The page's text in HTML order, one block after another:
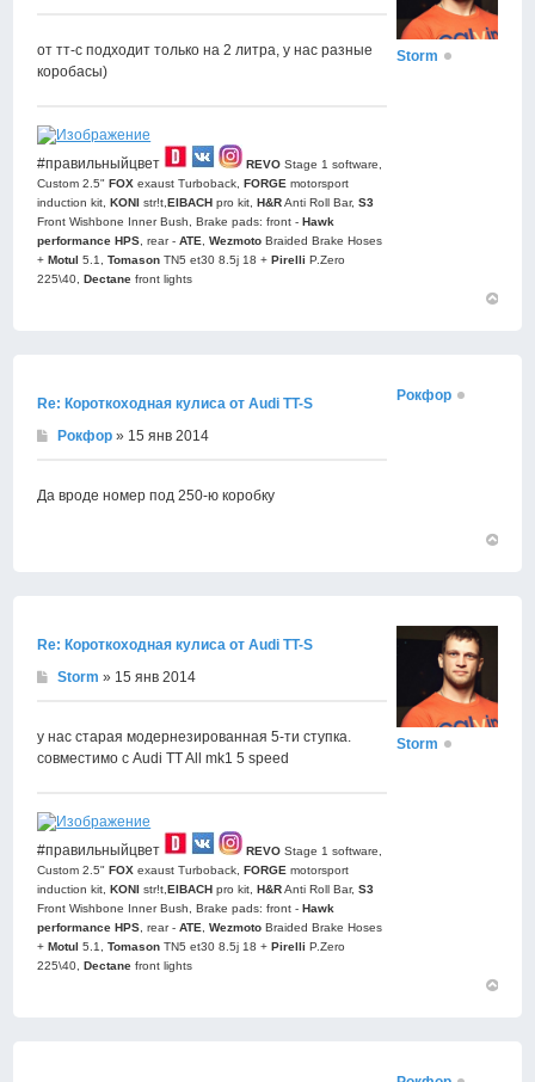
от тт-с подходит только на 2 литра, у нас разные
коробасы)
#правильныйцвет REVO Stage 1 software,
Custom 2.5"FOX exaust Turboback,FORGE motorsport
induction kit,KONI str!t,EIBACH pro kit,H&RAnti Roll Bar,S3
Front Wishbone Inner Bush, Brake pads: front -Hawk
performance HPS , rear -АТЕ ,Wezmoto Braided Brake Hoses
+Motul 5.1,Tomason TN5 et30 8.5j 18 +Pirelli P.Zero
225\40,Dectane front lights
Storm
Re: Короткоходная кулиса от Audi TT-S
Рокфор » 15 янв 2014
Да вроде номер под 250-ю коробку
Рокфор
Re: Короткоходная кулиса от Audi TT-S
Storm » 15 янв 2014
у нас старая модернезированная 5-ти ступка.
совместимо с Audi TT All mk1 5 speed
#правильныйцвет REVO Stage 1 software,
Custom 2.5"FOX exaust Turboback,FORGE motorsport
induction kit,KONI str!t,EIBACH pro kit,H&RAnti Roll Bar,S3
Front Wishbone Inner Bush, Brake pads: front -Hawk
performance HPS , rear -АТЕ ,Wezmoto Braided Brake Hoses
+Motul 5.1,Tomason TN5 et30 8.5j 18 +Pirelli P.Zero
225\40,Dectane front lights
Storm